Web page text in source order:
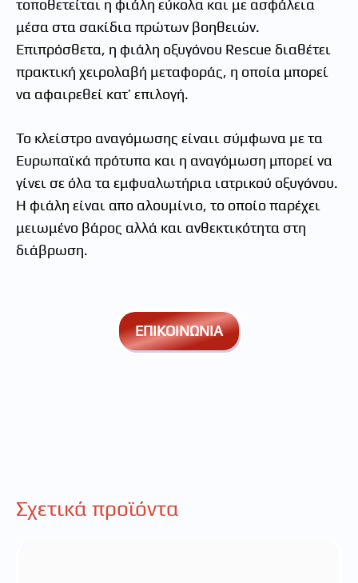
τοποθετείται η φιάλη εύκολα και με ασφάλεια
μέσα στα σακίδια πρώτων βοηθειών.
Επιπρόσθετα, η φιάλη οξυγόνου Rescue διαθέτει
πρακτική χειρολαβή μεταφοράς, η οποία μπορεί
να αφαιρεθεί κατ’ επιλογή.
Το κλείστρο αναγόμωσης είναιι σύμφωνα με τα
Ευρωπαϊκά πρότυπα και η αναγόμωση μπορεί να
γίνει σε όλα τα εμφυαλωτήρια ιατρικού οξυγόνου.
Η φιάλη είναι απο αλουμίνιο, το οποίο παρέχει
μειωμένο βάρος αλλά και ανθεκτικότητα στη
διάβρωση.
ΕΠΙΚΟΙΝΩΝΙΑ
Σχετικά προϊόντα